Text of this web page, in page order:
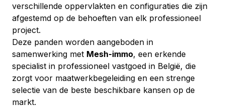
verschillende oppervlakten en configuraties die zijn
afgestemd op de behoeften van elk professioneel
project.
Deze panden worden aangeboden in
samenwerking met Mesh-immo, een erkende
specialist in professioneel vastgoed in België, die
zorgt voor maatwerkbegeleiding en een strenge
selectie van de beste beschikbare kansen op de
markt.